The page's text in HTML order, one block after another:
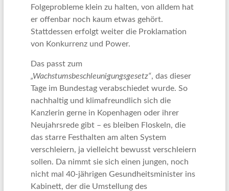
Folgeprobleme klein zu halten, von alldem hat
er offenbar noch kaum etwas gehört.
Stattdessen erfolgt weiter die Proklamation
von Konkurrenz und Power.
Das passt zum
„Wachstumsbeschleunigungsgesetz“, das dieser
Tage im Bundestag verabschiedet wurde. So
nachhaltig und klimafreundlich sich die
Kanzlerin gerne in Kopenhagen oder ihrer
Neujahrsrede gibt – es bleiben Floskeln, die
das starre Festhalten am alten System
verschleiern, ja vielleicht bewusst verschleiern
sollen. Da nimmt sie sich einen jungen, noch
nicht mal 40-jährigen Gesundheitsminister ins
Kabinett, der die Umstellung des